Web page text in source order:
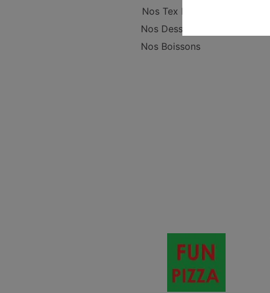
Nos Tex Mex
Nos Desserts
Nos Boissons